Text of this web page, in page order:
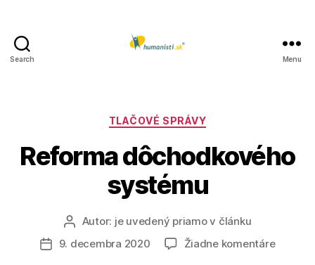
Search Menu
Kategórie
TLAČOVÉ SPRÁVY
Reforma dôchodkového
systému
Autor
článku
Autor: je uvedený priamo v článku
Dátum9. decembra 2020 Žiadne komentárena